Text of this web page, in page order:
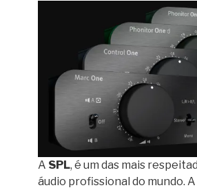
A SPL, é um das mais
áudio profissional do mundo.